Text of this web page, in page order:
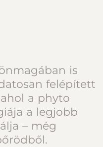
is
felépített
a phyto
a legjobb
– még